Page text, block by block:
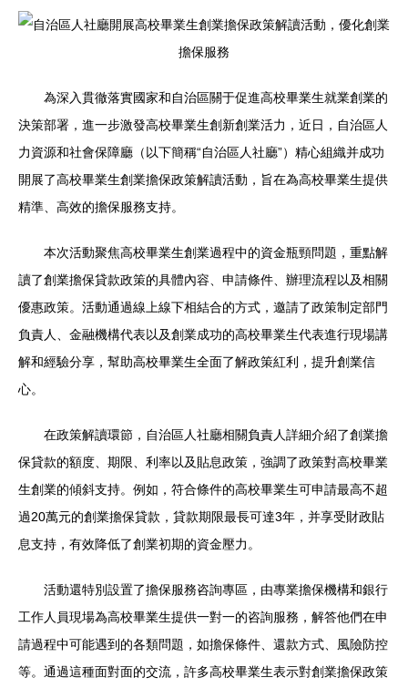
為深入貫徹落實國家和自治區關于促進高校畢業生就業創業的
決策部署，進一步激發高校畢業生創新創業活力，近日，自治區人
力資源和社會保障廳（以下簡稱“自治區人社廳”）精心組織并成功
開展了高校畢業生創業擔保政策解讀活動，旨在為高校畢業生提供
精準、高效的擔保服務支持。
本次活動聚焦高校畢業生創業過程中的資金瓶頸問題，重點解
讀了創業擔保貸款政策的具體內容、申請條件、辦理流程以及相關
優惠政策。活動通過線上線下相結合的方式，邀請了政策制定部門
負責人、金融機構代表以及創業成功的高校畢業生代表進行現場講
解和經驗分享，幫助高校畢業生全面了解政策紅利，提升創業信
心。
在政策解讀環節，自治區人社廳相關負責人詳細介紹了創業擔
保貸款的額度、期限、利率以及貼息政策，強調了政策對高校畢業
生創業的傾斜支持。例如，符合條件的高校畢業生可申請最高不超
過20萬元的創業擔保貸款，貸款期限最長可達3年，并享受財政貼
息支持，有效降低了創業初期的資金壓力。
活動還特別設置了擔保服務咨詢專區，由專業擔保機構和銀行
工作人員現場為高校畢業生提供一對一的咨詢服務，解答他們在申
請過程中可能遇到的各類問題，如擔保條件、還款方式、風險防控
等。通過這種面對面的交流，許多高校畢業生表示對創業擔保政策